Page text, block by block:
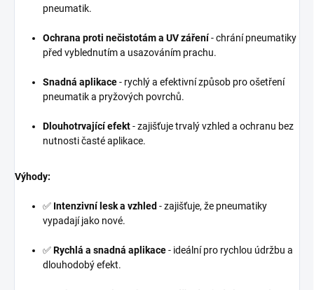
pneumatik.
Ochrana proti nečistotám a UV záření- chrání pneumatiky
před vyblednutím a usazováním prachu.
Snadná aplikace- rychlý a efektivní způsob pro ošetření
pneumatik a pryžových povrchů.
Dlouhotrvající efekt- zajišťuje trvalý vzhled a ochranu bez
nutnosti časté aplikace.
Výhody:
✅ Intenzivní lesk a vzhled - zajišťuje, že pneumatiky
vypadají jako nové.
✅Rychlá a snadná aplikace- ideální pro rychlou údržbu a
dlouhodobý efekt.